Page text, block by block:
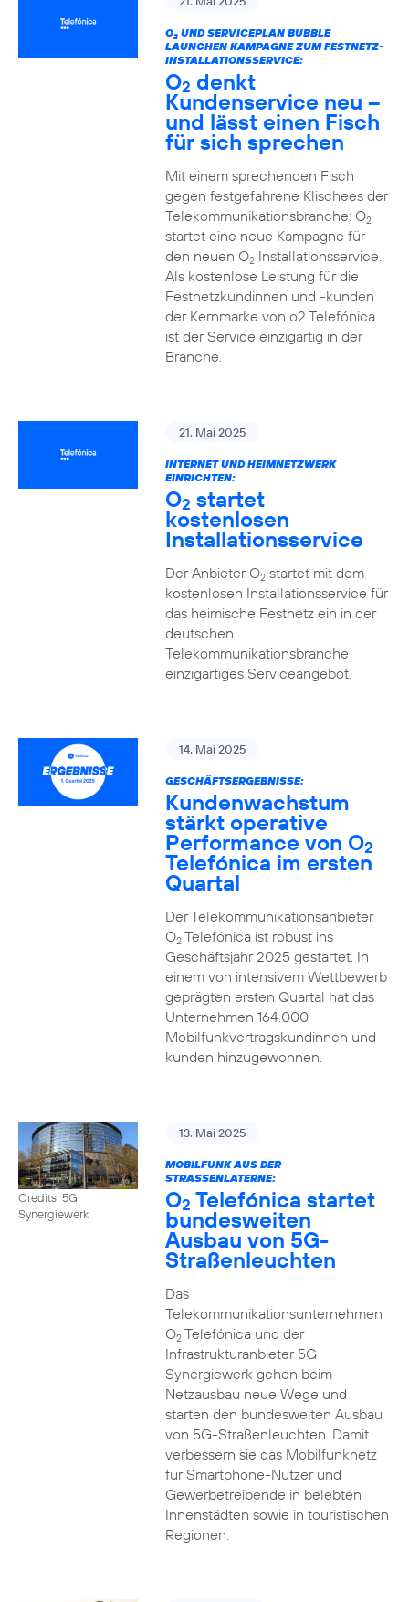
O2UND SERVICEPLAN BUBBLE
LAUNCHEN KAMPAGNE ZUM FESTNETZ-
INSTALLATIONSSERVICE:
O2 denkt
Kundenservice neu –
und lässt einen Fisch
für sich sprechen
Mit einem sprechenden Fisch
gegen festgefahrene Klischees der
Telekommunikationsbranche: O2
startet eine neue Kampagne für
den neuen O2Installationsservice.
Als kostenlose Leistung für die
Festnetzkundinnen und -kunden
der Kernmarke von o2 Telefónica
ist der Service einzigartig in der
Branche.
21. Mai 2025
INTERNET UND HEIMNETZWERK
EINRICHTEN:
O2 startet
kostenlosen
Installationsservice
Der Anbieter O2startet mit dem
kostenlosen Installationsservice für
das heimische Festnetz ein in der
deutschen
Telekommunikationsbranche
einzigartiges Serviceangebot.
14. Mai 2025
GESCHÄFTSERGEBNISSE:
Kundenwachstum
stärkt operative
Performance von O2
Telefónica im ersten
Quartal
Der Telekommunikationsanbieter
O2Telefónica ist robust ins
Geschäftsjahr 2025 gestartet. In
einem von intensivem Wettbewerb
geprägten ersten Quartal hat das
Unternehmen 164.000
Mobilfunkvertragskundinnen und -
kunden hinzugewonnen.
Credits: 5G
Synergiewerk
13. Mai 2025
MOBILFUNK AUS DER
STRASSENLATERNE:
O2 Telefónica startet
bundesweiten
Ausbau von 5G-
Straßenleuchten
Das
Telekommunikationsunternehmen
O2Telefónica und der
Infrastrukturanbieter 5G
Synergiewerk gehen beim
Netzausbau neue Wege und
starten den bundesweiten Ausbau
von 5G-Straßenleuchten. Damit
verbessern sie das Mobilfunknetz
für Smartphone-Nutzer und
Gewerbetreibende in belebten
Innenstädten sowie in touristischen
Regionen.